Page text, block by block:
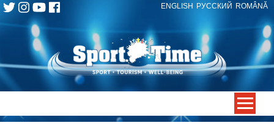
ENGLISH РУССКИЙ ROMÂNĂ
Skip
to